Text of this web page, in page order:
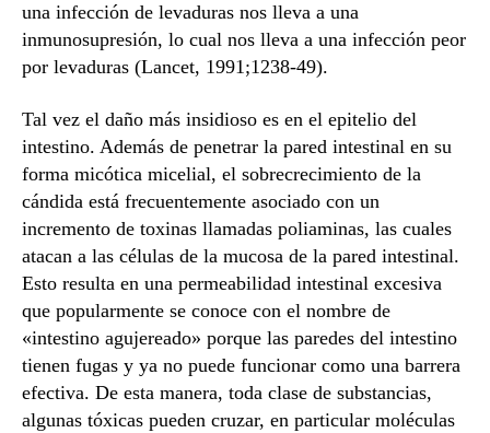
una infección de levaduras nos lleva a una
inmunosupresión, lo cual nos lleva a una infección peor
por levaduras (Lancet, 1991;1238-49).
Tal vez el daño más insidioso es en el epitelio del
intestino. Además de penetrar la pared intestinal en su
forma micótica micelial, el sobrecrecimiento de la
cándida está frecuentemente asociado con un
incremento de toxinas llamadas poliaminas, las cuales
atacan a las células de la mucosa de la pared intestinal.
Esto resulta en una permeabilidad intestinal excesiva
que popularmente se conoce con el nombre de
«intestino agujereado» porque las paredes del intestino
tienen fugas y ya no puede funcionar como una barrera
efectiva. De esta manera, toda clase de substancias,
algunas tóxicas pueden cruzar, en particular moléculas